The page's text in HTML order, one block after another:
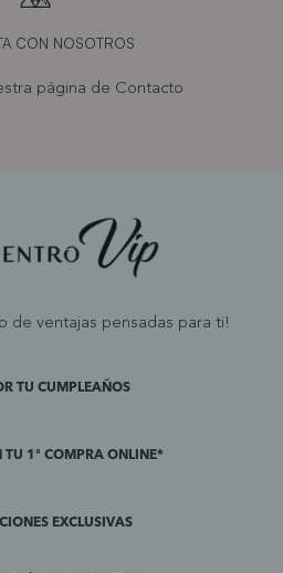
CON NOSOTROS
página de Contacto
de ventajas pensadas para ti!
TU CUMPLEAÑOS
TU 1ª COMPRA ONLINE*
EXCLUSIVAS